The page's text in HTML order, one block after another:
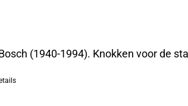
(1940-1994). Knokken voor de